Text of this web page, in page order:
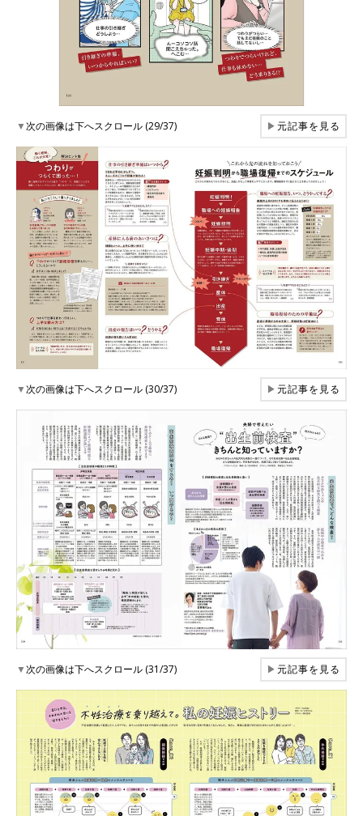
▼次の画像は下へスクロール (29/37) ▶元記事を見る
▼次の画像は下へスクロール (30/37) ▶元記事を見る
▼次の画像は下へスクロール (31/37) ▶元記事を見る